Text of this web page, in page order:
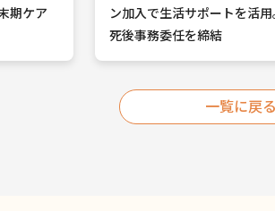
期ケア
ン加入で生活サポートを活
死後事務委任を締結
一覧に戻る